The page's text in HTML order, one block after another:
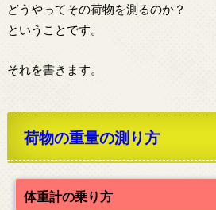
どうやってその荷物を測るのか？
ということです。
それを書きます。
荷物の重量の測り方
体重計の乗り方